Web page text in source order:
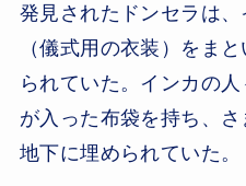
発見されたドンセラは
（儀式用の衣装）をま
られていた。インカの
が入った布袋を持ち、
地下に埋められていた。